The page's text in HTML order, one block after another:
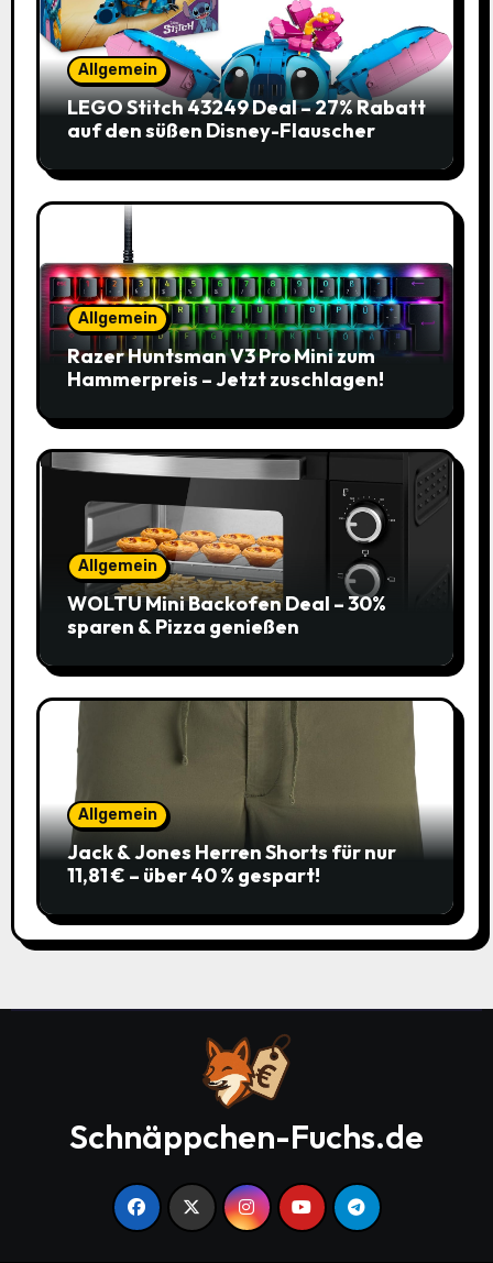
Allgemein
LEGO Stitch 43249 Deal – 27% Rabatt
auf den süßen Disney-Flauscher
Allgemein
Razer Huntsman V3 Pro Mini zum
Hammerpreis – Jetzt zuschlagen!
Allgemein
WOLTU Mini Backofen Deal – 30%
sparen & Pizza genießen
Allgemein
Jack & Jones Herren Shorts für nur
11,81 € – über 40 % gespart!
Schnäppchen-Fuchs.de